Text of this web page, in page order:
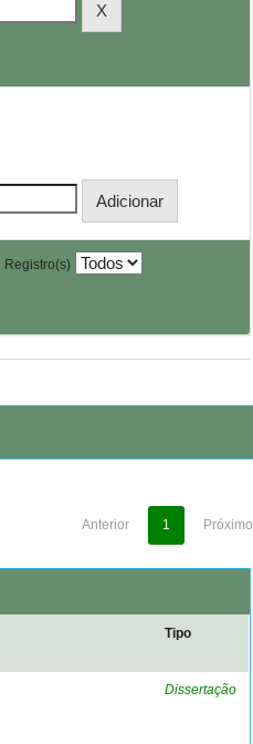
Registro(s)
Anterior 1 Próximo
Tipo
Dissertação